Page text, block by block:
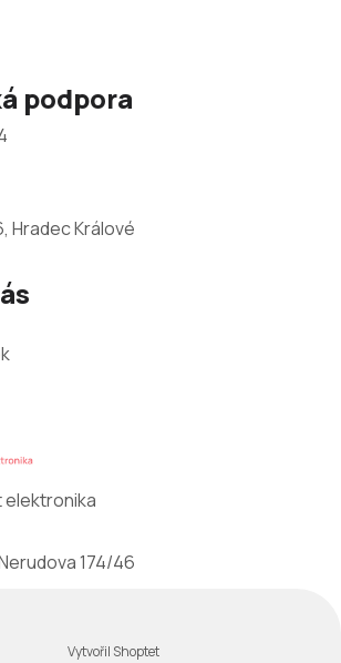
podpora
Hradec Králové
elektronika
174/46
Vytvořil Shoptet